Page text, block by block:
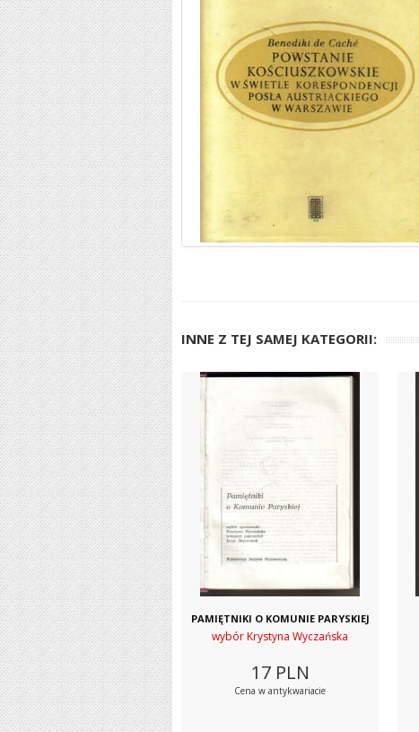
INNE Z TEJ SAMEJ KATEGORII:
PAMIĘTNIKI O KOMUNIE PARYSKIEJ
wybór Krystyna Wyczańska
17 PLN
Cena w antykwariacie